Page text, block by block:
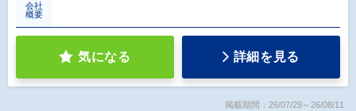
会社
概要
気になる 詳細を見る
掲載期間：26/07/29～26/08/11